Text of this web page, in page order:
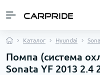
Каталог Hyundai
Помпа (система
Sonata YF 2013 2.4